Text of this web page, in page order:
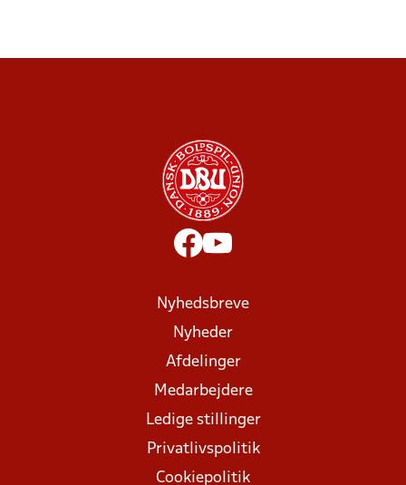
Nyhedsbreve
Nyheder
Afdelinger
Medarbejdere
Ledige stillinger
Privatlivspolitik
Cookiepolitik